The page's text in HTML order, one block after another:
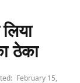
ठेका
February 15,